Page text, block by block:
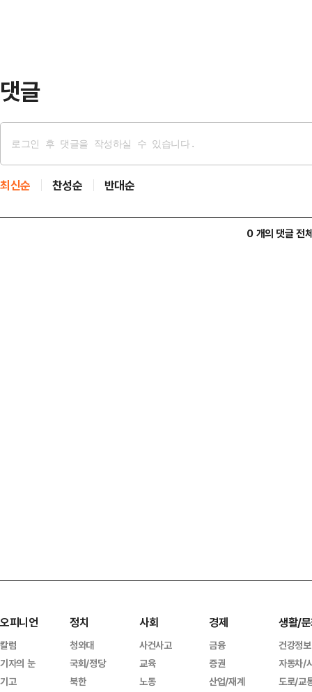
댓글
최신순 찬성순 반대순
0 개의 댓글 전
오피니언
칼럼
기자의 눈
기고
정치
청와대
국회/정당
북한
사회
사건사고
교육
노동
경제
금융
증권
산업/재계
생활/
건강정보
자동차/
도로/교